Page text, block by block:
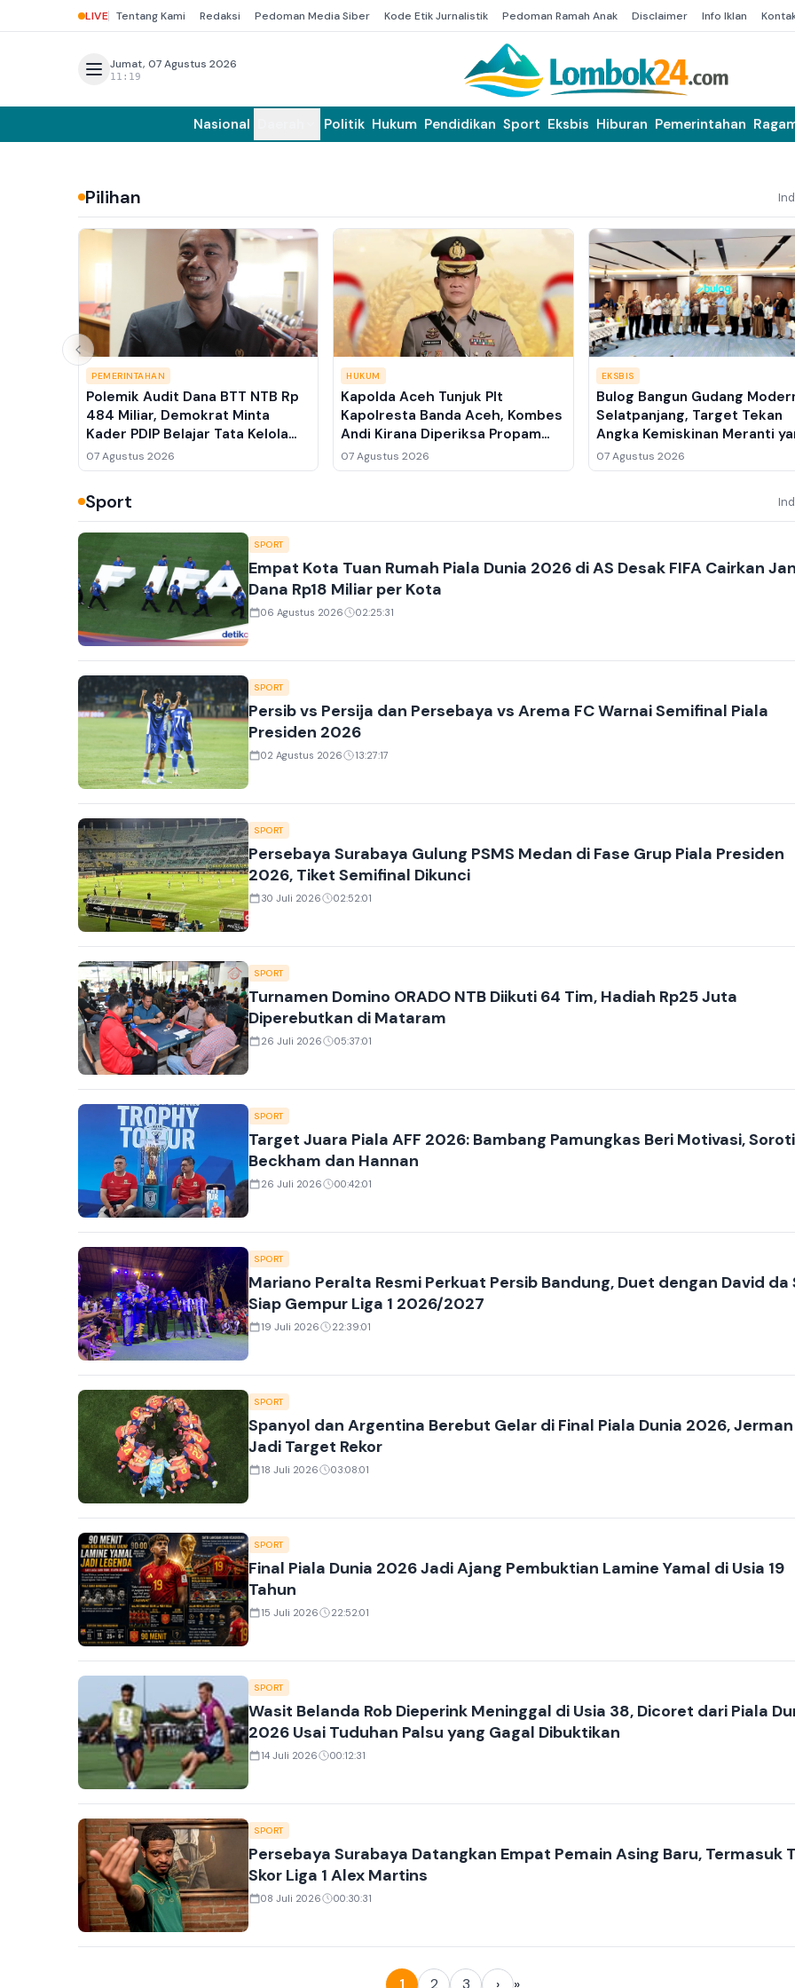
LIVE Tentang Kami Redaksi Pedoman Media Siber Kode Etik Jurnalistik Pedoman Ramah Anak Disclaimer Info Iklan
Jumat, 07 Agustus 2026
11:19
Nasional Politik Hukum Pendidikan Sport Eksbis Hiburan Pemerintahan
Pilihan
PEMERINTAHAN
Polemik Audit Dana BTT NTB Rp
484 Miliar, Demokrat Minta
Kader PDIP Belajar Tata Kelola
Pemerintahan
07 Agustus 2026
HUKUM
Kapolda Aceh Tunjuk Plt
Kapolresta Banda Aceh, Kombes
Andi Kirana Diperiksa Propam
Mabes Polri
07 Agustus 2026
EKSBIS
Bulog Bangun Gudang
Selatpanjang, Target Tekan
Angka Kemiskinan Meranti
Sentuh 20,51 Persen
07 Agustus 2026
Sport
SPORT
Empat Kota Tuan Rumah Piala Dunia 2026 di AS Desak FIFA Cairkan
Dana Rp18 Miliar per Kota
06 Agustus 2026 02:25:31
SPORT
Persib vs Persija dan Persebaya vs Arema FC Warnai Semifinal Piala
Presiden 2026
02 Agustus 2026 13:27:17
SPORT
Persebaya Surabaya Gulung PSMS Medan di Fase Grup Piala Presiden
2026, Tiket Semifinal Dikunci
30 Juli 2026 02:52:01
SPORT
Turnamen Domino ORADO NTB Diikuti 64 Tim, Hadiah Rp25 Juta
Diperebutkan di Mataram
26 Juli 2026 05:37:01
SPORT
Target Juara Piala AFF 2026: Bambang Pamungkas Beri Motivasi, Soroti
Beckham dan Hannan
26 Juli 2026 00:42:01
SPORT
Mariano Peralta Resmi Perkuat Persib Bandung, Duet dengan David da
Siap Gempur Liga 1 2026/2027
19 Juli 2026 22:39:01
SPORT
Spanyol dan Argentina Berebut Gelar di Final Piala Dunia 2026, Jerman
Jadi Target Rekor
18 Juli 2026 03:08:01
SPORT
Final Piala Dunia 2026 Jadi Ajang Pembuktian Lamine Yamal di Usia 19
Tahun
15 Juli 2026 22:52:01
SPORT
Wasit Belanda Rob Dieperink Meninggal di Usia 38, Dicoret dari Piala
2026 Usai Tuduhan Palsu yang Gagal Dibuktikan
14 Juli 2026 00:12:31
SPORT
Persebaya Surabaya Datangkan Empat Pemain Asing Baru, Termasuk
Skor Liga 1 Alex Martins
08 Juli 2026 00:30:31
1 2 3 › »